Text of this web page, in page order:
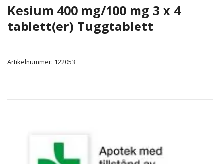
Kesium 400 mg/100 mg 3 x 4
tablett(er) Tuggtablett
Artikelnummer: 122053